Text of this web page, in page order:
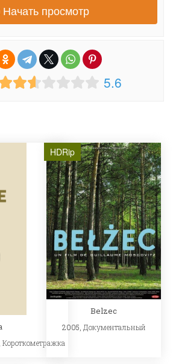
Начать просмотр
5.6
Короткометражка
HDRip
Belzec
2005, Документальный